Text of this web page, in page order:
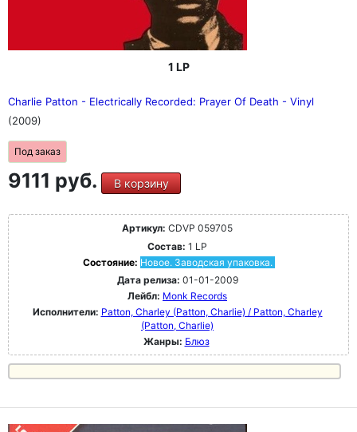
1 LP
Charlie Patton - Electrically Recorded: Prayer Of Death - Vinyl
(2009)
Под заказ
9111 руб. В корзину
Артикул: CDVP 059705
Состав: 1 LP
Состояние: Новое. Заводская упаковка.
Дата релиза: 01-01-2009
Лейбл: Monk Records
Исполнители: Patton, Charley (Patton, Charlie) / Patton, Charley
(Patton, Charlie)
Жанры: Блюз